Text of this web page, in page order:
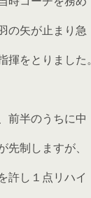
の矢が止まり急
をとりました。
前半のうちに中
制しますが、
許し１点リハイ